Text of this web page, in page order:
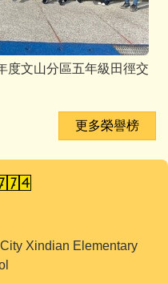
度文山分區五年級田徑交
更多榮譽榜
Xindian Elementary